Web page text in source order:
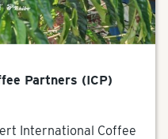
Partners (ICP)
International Coffee